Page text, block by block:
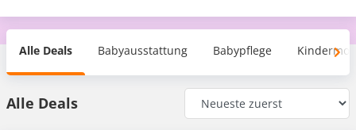
Alle Deals Babyausstattung Babypflege
Alle Deals